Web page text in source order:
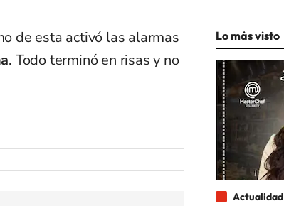
de esta activó las alarmas
. Todo terminó en risas y no
Lo más visto
Actualidad